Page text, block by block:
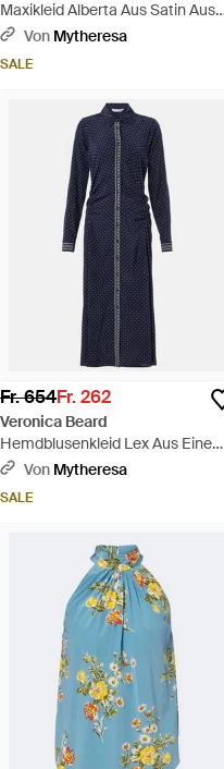
Maxikleid Alberta Aus Satin Aus
Seidengemisch - Lila
Von Mytheresa
SALE
Fr. 654Fr. 262
Veronica Beard
Hemdblusenkleid Lex Aus Einem
Seidengemisch - Blau
Von Mytheresa
SALE